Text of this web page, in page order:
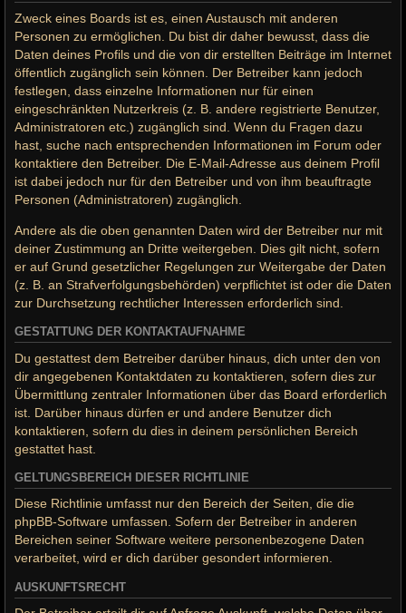
Zweck eines Boards ist es, einen Austausch mit anderen
Personen zu ermöglichen. Du bist dir daher bewusst, dass die
Daten deines Profils und die von dir erstellten Beiträge im Internet
öffentlich zugänglich sein können. Der Betreiber kann jedoch
festlegen, dass einzelne Informationen nur für einen
eingeschränkten Nutzerkreis (z. B. andere registrierte Benutzer,
Administratoren etc.) zugänglich sind. Wenn du Fragen dazu
hast, suche nach entsprechenden Informationen im Forum oder
kontaktiere den Betreiber. Die E-Mail-Adresse aus deinem Profil
ist dabei jedoch nur für den Betreiber und von ihm beauftragte
Personen (Administratoren) zugänglich.
Andere als die oben genannten Daten wird der Betreiber nur mit
deiner Zustimmung an Dritte weitergeben. Dies gilt nicht, sofern
er auf Grund gesetzlicher Regelungen zur Weitergabe der Daten
(z. B. an Strafverfolgungsbehörden) verpflichtet ist oder die Daten
zur Durchsetzung rechtlicher Interessen erforderlich sind.
GESTATTUNG DER KONTAKTAUFNAHME
Du gestattest dem Betreiber darüber hinaus, dich unter den von
dir angegebenen Kontaktdaten zu kontaktieren, sofern dies zur
Übermittlung zentraler Informationen über das Board erforderlich
ist. Darüber hinaus dürfen er und andere Benutzer dich
kontaktieren, sofern du dies in deinem persönlichen Bereich
gestattet hast.
GELTUNGSBEREICH DIESER RICHTLINIE
Diese Richtlinie umfasst nur den Bereich der Seiten, die die
phpBB-Software umfassen. Sofern der Betreiber in anderen
Bereichen seiner Software weitere personenbezogene Daten
verarbeitet, wird er dich darüber gesondert informieren.
AUSKUNFTSRECHT